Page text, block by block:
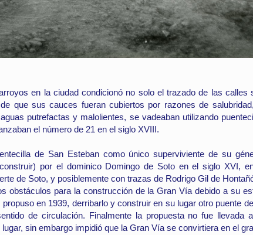
en la ciudad condicionó no solo el trazado de las calles
que sus cauces fueran cubiertos por razones de
putrefactas y malolientes, se vadeaban utilizando
el número de 21 en el siglo XVIII.
de San Esteban como único superviviente de su
por el dominico Domingo de Soto en el siglo XVI,
de Soto, y posiblemente con trazas de Rodrigo Gil de
obstáculos para la construcción de la Gran Vía debido a su
en 1939, derribarlo y construir en su lugar otro puente
de circulación. Finalmente la propuesta no fue llevada
sin embargo impidió que la Gran Vía se convirtiera en el